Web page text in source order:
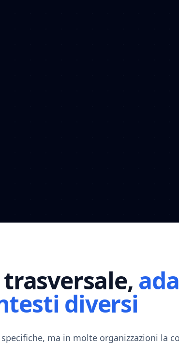
diversi
ma in molte organizzazioni la